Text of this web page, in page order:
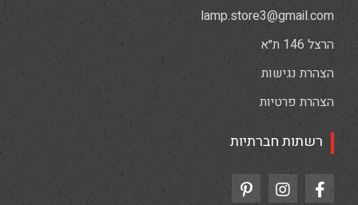
lamp.store3@gmail.com
הרצל 146 ת״א
הצהרת נגישות
הצהרת פרטיות
רשתות חברתיות